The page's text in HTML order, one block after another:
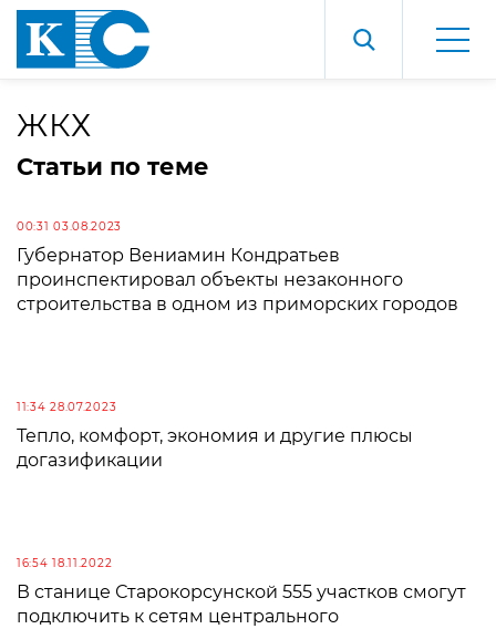
ЖКХ
Статьи по теме
00:31 03.08.2023
Губернатор Вениамин Кондратьев
проинспектировал объекты незаконного
строительства в одном из приморских городов
11:34 28.07.2023
Тепло, комфорт, экономия и другие плюсы
догазификации
16:54 18.11.2022
В станице Старокорсунской 555 участков смогут
подключить к сетям центрального